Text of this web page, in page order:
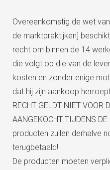
Overeenkomstig de wet
de marktpraktijken]
recht om binnen de 14
die volgt op die van de
kosten en zonder enige
dat hij zijn aankoop
RECHT GELDT NIET VOOR
AANGEKOCHT TIJDENS
producten zullen derhalve
terugbetaald!
De producten moeten